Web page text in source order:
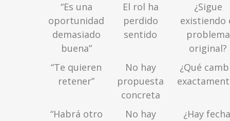
“Es una
oportunidad
demasiado
buena”
El rol ha
perdido
sentido
¿Sigue
existiendo
problema
original?
“Te quieren
retener”
No hay
propuesta
concreta
¿Qué
“Habrá otro
No hay
¿Hay